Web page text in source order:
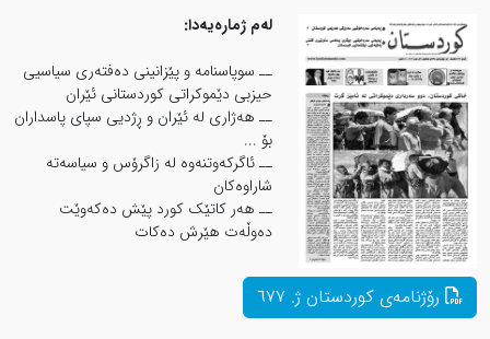
لەم ژمارەیەدا:
ــ سوپاسنامە و پێزانینی دەفتەری سیاسیی
حیزبی دێموکراتی کوردستانی ئێران
ــ هەژاری لە ئێران و ڕژدیی سپای پاسداران
بۆ ...
ــ ئاگرکەوتنەوە لە زاگرۆس و سیاسەتە
شاراوەکان
ــ هەر کاتێک کورد پێش دەکەوێت
دەوڵەت هێرش دەکات